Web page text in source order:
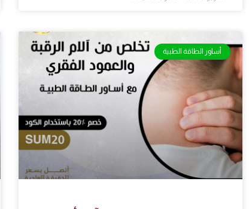
أساور الطاقة الطبية